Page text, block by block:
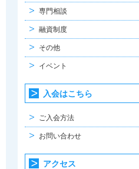
専門相談
融資制度
その他
イベント
入会はこちら
ご入会方法
お問い合わせ
アクセス